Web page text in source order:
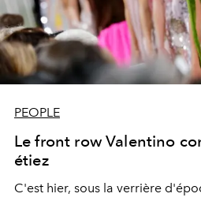
PEOPLE
Le front row Valentino
étiez
C'est hier, sous la verrière